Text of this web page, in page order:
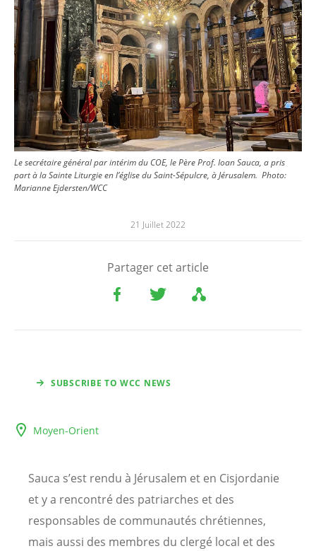
Le secrétaire général par intérim du COE, le Père Prof. Ioan Sauca, a pris
part à la Sainte Liturgie en l’église du Saint-Sépulcre, à Jérusalem. Photo:
Marianne Ejdersten/WCC
21 Juillet 2022
Partager cet article
SUBSCRIBE TO WCC NEWS
Moyen-Orient
Sauca s’est rendu à Jérusalem et en Cisjordanie
et y a rencontré des patriarches et des
responsables de communautés chrétiennes,
mais aussi des membres du clergé local et des